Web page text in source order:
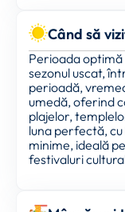
Când să
Perioada optimă
sezonul uscat,
perioadă,
umedă, oferind
plajelor,
luna perfectă,
minime, ideală
festivaluri